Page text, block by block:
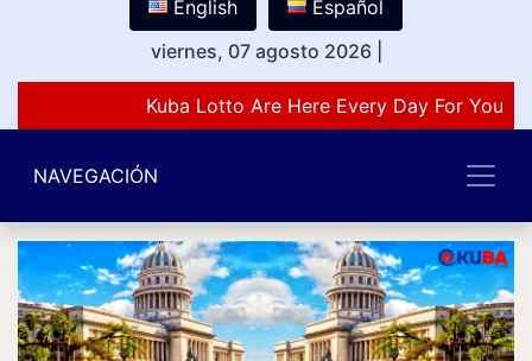
English
Español
viernes, 07 agosto 2026
Kuba Lotto Are Here Every Day For You
NAVEGACIÓN